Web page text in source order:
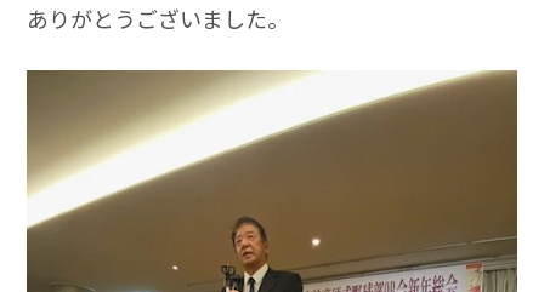
ありがとうございました。